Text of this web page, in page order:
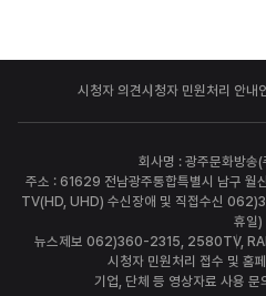
시청자 의견시청자 민원처리 안내
회사명 : 광주문화방송(
주소 : 61629 전남광주통합특별시 남구 월
TV(HD, UHD) 수신장애 및 직접수신
휴일)
뉴스제보 062)360-2315, 2580TV,
시청자 민원처리 접수 및
기업, 단체 등 영상자료 사용